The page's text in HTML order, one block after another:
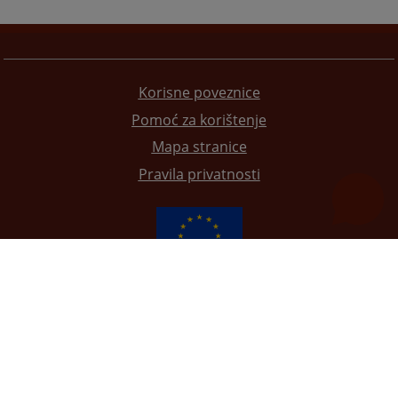
Korisne poveznice
Pomoć za korištenje
Mapa stranice
Pravila privatnosti